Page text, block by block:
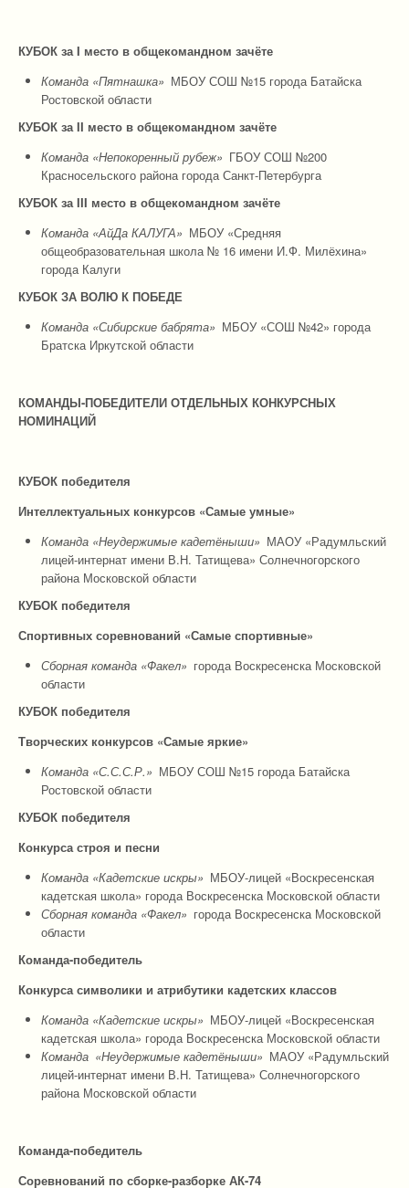
КУБОК за I место в общекомандном зачёте
Команда «Пятнашка» МБОУ СОШ №15 города Батайска
Ростовской области
КУБОК за II место в общекомандном зачёте
Команда «Непокоренный рубеж» ГБОУ СОШ №200
Красносельского района города Санкт-Петербурга
КУБОК за III место в общекомандном зачёте
Команда «АйДа КАЛУГА» МБОУ «Средняя
общеобразовательная школа № 16 имени И.Ф. Милёхина»
города Калуги
КУБОК ЗА ВОЛЮ К ПОБЕДЕ
Команда «Сибирские бабрята» МБОУ «СОШ №42» города
Братска Иркутской области
КОМАНДЫ-ПОБЕДИТЕЛИ ОТДЕЛЬНЫХ КОНКУРСНЫХ
НОМИНАЦИЙ
КУБОК победителя
Интеллектуальных конкурсов «Самые умные»
Команда «Неудержимые кадетёныши» МАОУ «Радумльский
лицей-интернат имени В.Н. Татищева» Солнечногорского
района Московской области
КУБОК победителя
Спортивных соревнований «Самые спортивные»
Сборная команда «Факел» города Воскресенска Московской
области
КУБОК победителя
Творческих конкурсов «Самые яркие»
Команда «С.С.С.Р.» МБОУ СОШ №15 города Батайска
Ростовской области
КУБОК победителя
Конкурса строя и песни
Команда «Кадетские искры» МБОУ-лицей «Воскресенская
кадетская школа» города Воскресенска Московской области
Сборная команда «Факел» города Воскресенска Московской
области
Команда-победитель
Конкурса символики и атрибутики кадетских классов
Команда «Кадетские искры» МБОУ-лицей «Воскресенская
кадетская школа» города Воскресенска Московской области
Команда «Неудержимые кадетёныши» МАОУ «Радумльский
лицей-интернат имени В.Н. Татищева» Солнечногорского
района Московской области
Команда-победитель
Соревнований по сборке-разборке АК-74